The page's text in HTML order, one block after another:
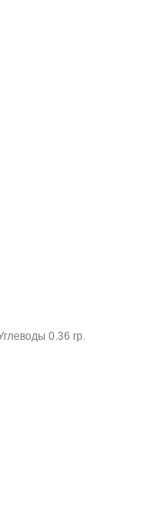
0.36 гр.